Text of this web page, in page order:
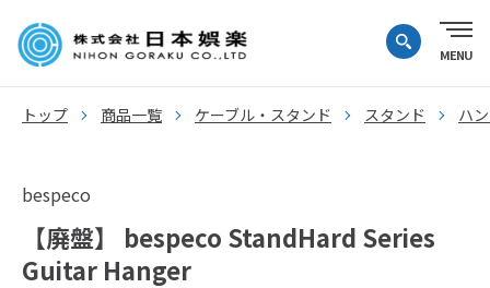
トップ 商品一覧 ケーブル・スタンド スタンド ハ
bespeco
【廃盤】 bespeco StandHard Series
Guitar Hanger